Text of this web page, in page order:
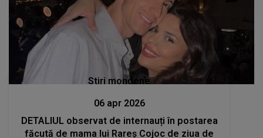
Stiri mondene
06 apr 2026
DETALIUL observat de internauți în postarea
făcută de mama lui Rareș Cojoc de ziua de